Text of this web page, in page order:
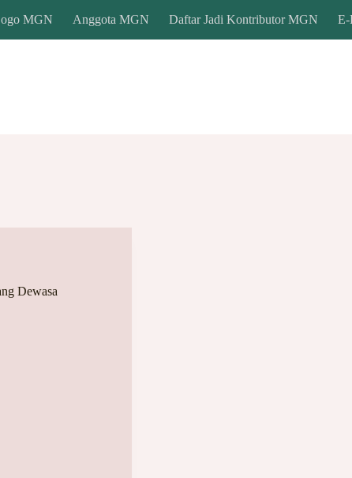
MGN Anggota MGN Daftar Jadi Kontributor MGN E-
Dewasa